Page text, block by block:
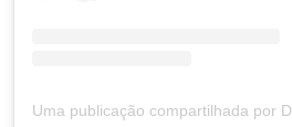
Uma publicação compartilhada por